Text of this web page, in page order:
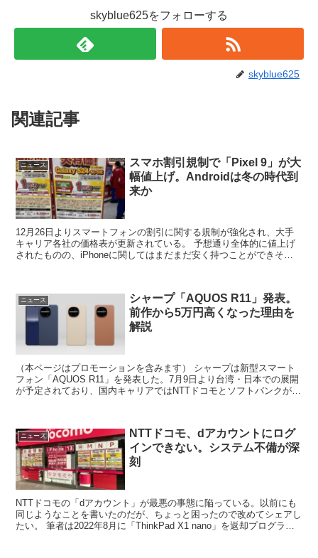
skyblue625をフォローする
skyblue625
関連記事
ニュース
スマホ割引規制で「Pixel 9」が大
幅値上げ。Androidは冬の時代到
来か
12月26日よりスマートフォンの割引に関する規制が強化され、大手
キャリア各社の価格表が更新されている。 予想通り全体的に値上げ
されたものの、iPhoneに関してはまだまだ安く持つことができそう
ニュース
シャープ「AQUOS R11」発表。
前作から5万円高くなった理由を
解説
（本ページはプロモーションを含みます） シャープは新型スマート
フォン「AQUOS R11」を発表した。7月9日より台湾・日本での展開
が予定されており、国内キャリアではNTTドコモとソフトバンクが同
ニュース
NTTドコモ、dアカウントにログ
インできない。システム不備が深
刻
NTTドコモの「dアカウント」が最悪の事態に陥っている。以前にも
同じようなことを書いたのだが、ちょっと困ったので改めてシェアし
たい。 筆者は2022年8月に「ThinkPad X1 nano」を返却プログラム